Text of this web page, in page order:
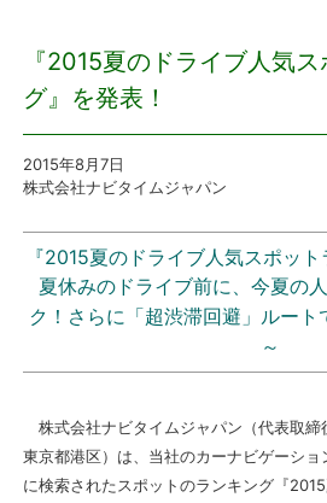
プレスリリース
プレスリリース
サービス
採用情報
『2015夏のドライブ人気
グ』を発表！
2015年8月7日
株式会社ナビタイムジャパン
『2015夏のドライブ人気スポッ
夏休みのドライブ前に、今夏の
ク！さらに「超渋滞回避」ルート
～
株式会社ナビタイムジャパン（代表取締
東京都港区）は、当社のカーナビゲーショ
に検索されたスポットのランキング『